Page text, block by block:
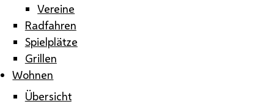
Vereine
Radfahren
Spielplätze
Grillen
Wohnen
Übersicht